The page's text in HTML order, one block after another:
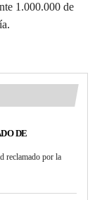
1.000.000 de
DE
reclamado por la